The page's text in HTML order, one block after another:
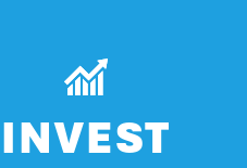
INVEST